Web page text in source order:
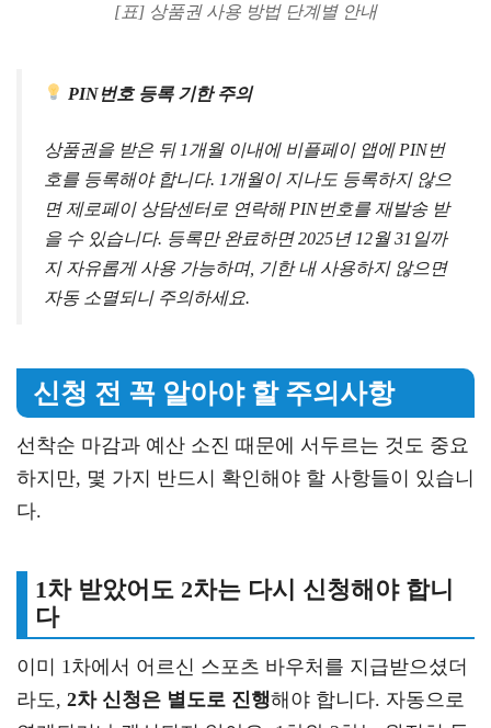
[표] 상품권 사용 방법 단계별 안내
PIN번호 등록 기한 주의
상품권을 받은 뒤 1개월 이내에 비플페이 앱에 PIN번
호를 등록해야 합니다. 1개월이 지나도 등록하지 않으
면 제로페이 상담센터로 연락해 PIN번호를 재발송 받
을 수 있습니다. 등록만 완료하면 2025년 12월 31일까
지 자유롭게 사용 가능하며, 기한 내 사용하지 않으면
자동 소멸되니 주의하세요.
신청 전 꼭 알아야 할 주의사항
선착순 마감과 예산 소진 때문에 서두르는 것도 중요
하지만, 몇 가지 반드시 확인해야 할 사항들이 있습니
다.
1차 받았어도 2차는 다시 신청해야 합니
다
이미 1차에서 어르신 스포츠 바우처를 지급받으셨더
라도, 2차 신청은 별도로 진행해야 합니다. 자동으로